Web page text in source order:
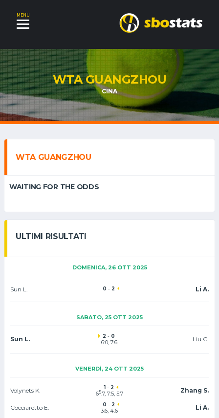
MENU
WTA GUANGZHOU
CINA
WTA GUANGZHOU
WAITING FOR THE ODDS
ULTIMI RISULTATI
DOMENICA, 26 OTT 2025
Sun L. 0 - 2 Li A.
SABATO, 25 OTT 2025
Sun L. 2 - 0
6:0, 7:6 Liu C.
VENERDÌ, 24 OTT 2025
Volynets K. 1- 2
65:7, 7:5, 5:7 Zhang S.
Cocciaretto E. 0 - 2
3:6, 4:6 Li A.